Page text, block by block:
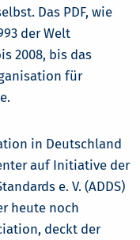
Das PDF, wie
der Welt
2008, bis das
für
in Deutschland
auf Initiative der
e. V. (ADDS)
heute noch
deckt der